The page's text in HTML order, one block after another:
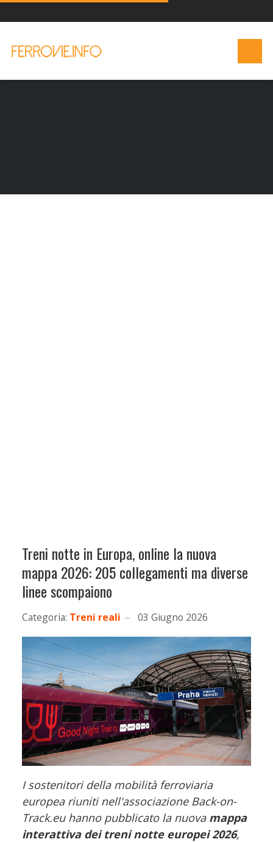
Treni notte in Europa, online la nuova
mappa 2026: 205 collegamenti ma diverse
linee scompaiono
Categoria: Treni reali 03 Giugno 2026
I sostenitori della mobilità ferroviaria
europea riuniti nell'associazione Back-on-
Track.eu hanno pubblicato la nuova mappa
interattiva dei treni notte europei 2026,